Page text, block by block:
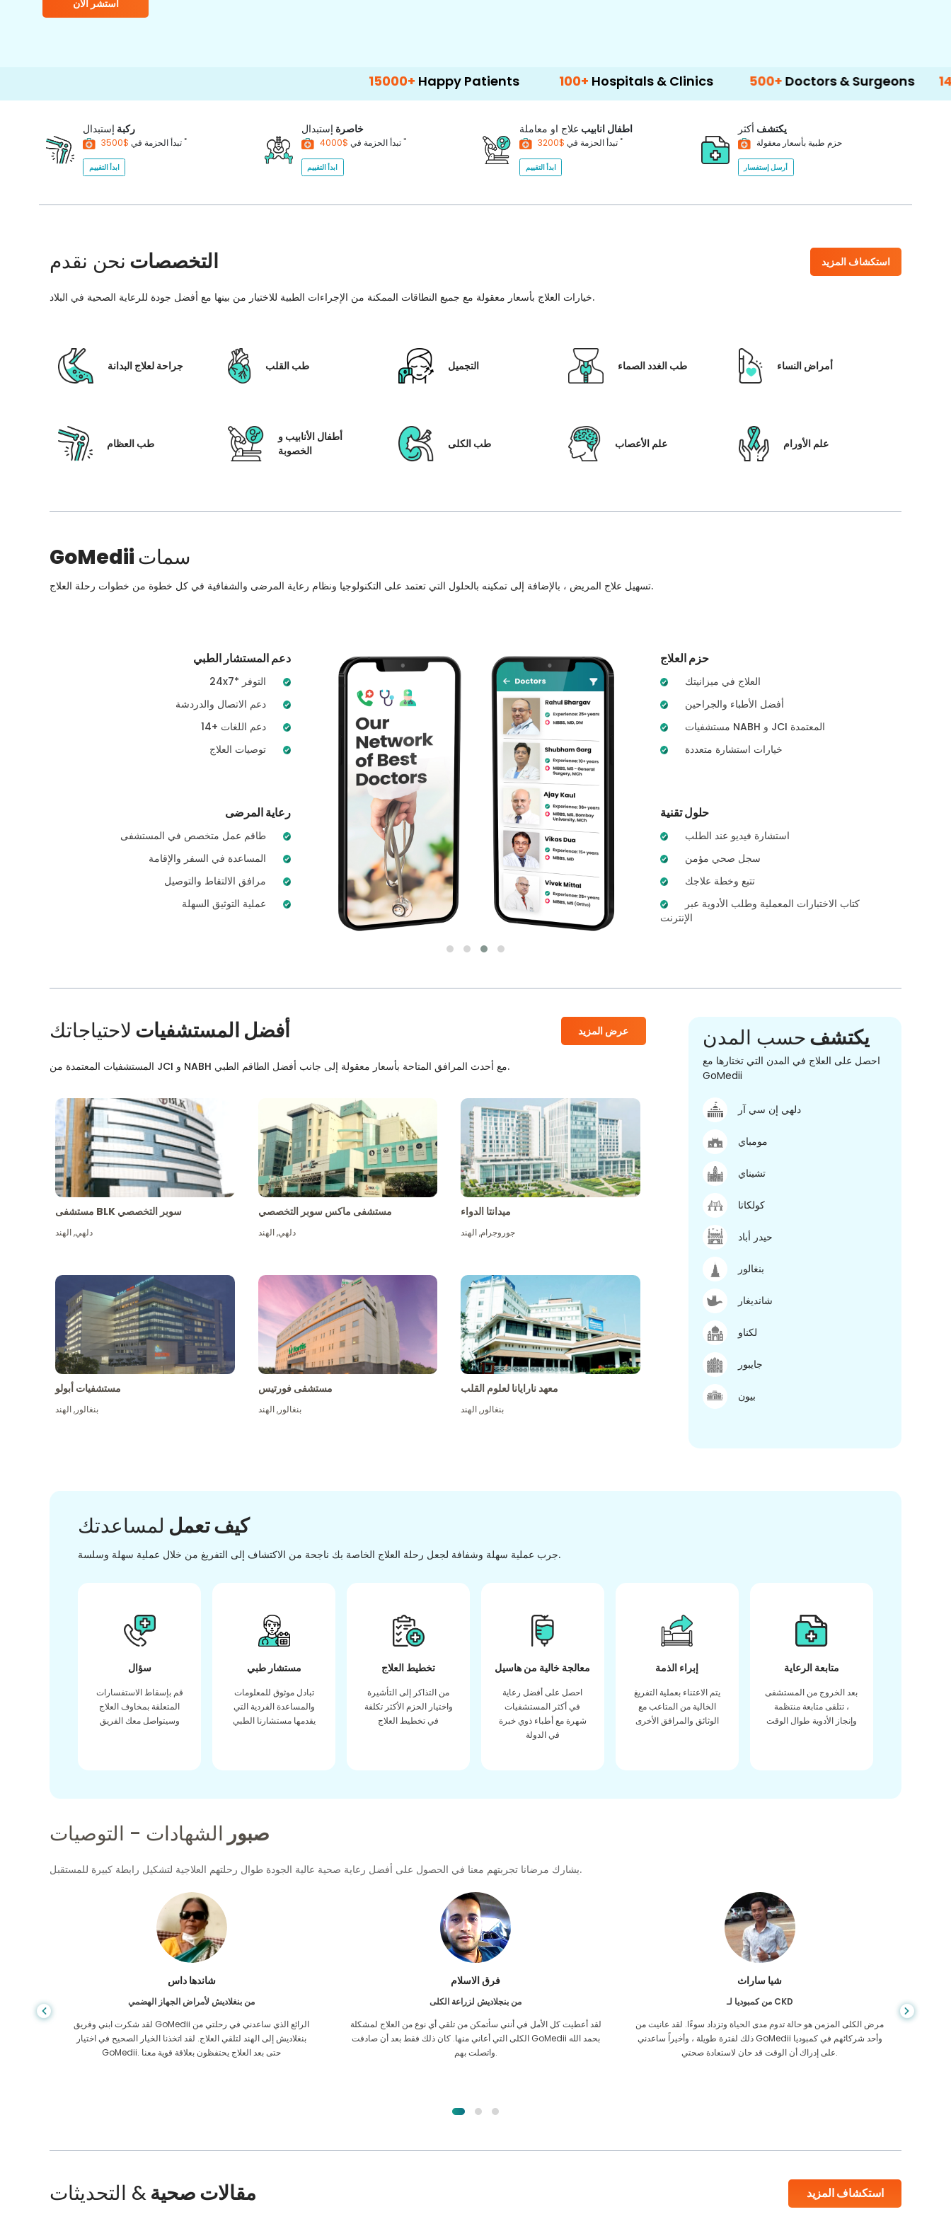
استشر الآن
Happy Patients 100+ Hospitals & Clinics 500+ Doctors & Surgeons 14+
ركبة إستبدال
تبدأ الحزمة في *
ابدأ التقييم
خاصرة إستبدال
تبدأ الحزمة في$4000 *
ابدأ التقييم
اطفال انابيب علاج او معاملة
تبدأ الحزمة في *
ابدأ التقييم
يكتشف أكثر
حزم طبية بأسعار معقولة
أرسل إستفسار
التخصصات نحن نقدم استكشاف المزيد
خيارات العلاج بأسعار معقولة مع جميع النطاقات الممكنة من الإجراءات الطبية للاختيار من بينها مع أفضل جودة للرعاية الصحية في البلاد.
جراحة لعلاج البدانة طب القلب التجميل طب الغدد الصماء أمراض النساء
طب العظام
أطفال الأنابيب و
الخصوبة
طب الكلى علم الأعصاب علم الأورام
GoMediiسمات
تسهيل علاج المريض ، بالإضافة إلى تمكينه بالحلول التي تعتمد على التكنولوجيا ونظام رعاية المرضى والشفافية في كل خطوة من خطوات رحلة العلاج.
دعم المستشار الطبي
رعاية المرضى
حزم العلاج
العلاج في ميزانيتك
أفضل الأطباء والجراحين
مستشفيات NABH و JCI المعتمدة
خيارات استشارة متعددة
حلول تقنية
استشارة فيديو عند الطلب
سجل صحي مؤمن
تتبع وخطة علاجك
الإنترنت
أفضل المستشفيات لاحتياجاتك عرض المزيد
المستشفيات المعتمدة من JCI و NABH مع أحدث المرافق المتاحة بأسعار معقولة إلى جانب أفضل الطاقم الطبي.
مستشفى BLK سوبر التخصصي
دلهي,الهند
مستشفى ماكس سوبر التخصصي
دلهي,الهند
ميدانتا الدواء
جوروجرام,الهند
مستشفيات أبولو
بنغالور,الهند
مستشفى فورتيس
بنغالور,الهند
معهد نارايانا لعلوم القلب
بنغالور,الهند
يكتشفحسب المدن
احصل على العلاج في المدن التي تختارها مع
GoMedii
دلهي إن سي آر
مومباي
تشيناي
كولكاتا
حيدر أباد
بنغالور
شانديغار
لكناو
جايبور
بيون
كيف تعمل لمساعدتك
جرب عملية سهلة وشفافة لجعل رحلة العلاج الخاصة بك ناجحة من الاكتشاف إلى التفريغ من خلال عملية سهلة وسلسة.
سؤال
قم بإسقاط الاستفسارات
المتعلقة بمخاوف العلاج
وسيتواصل معك الفريق
مستشار طبي
تبادل موثوق للمعلومات
والمساعدة الفردية التي
يقدمها مستشارنا الطبي
تخطيط العلاج
من التذاكر إلى التأشيرة
واختيار الحزم الأكثر تكلفة
في تخطيط العلاج
معالجة خالية من هاسيل
احصل على أفضل رعاية
في أكثر المستشفيات
شهرة مع أطباء ذوي خبرة
في الدولة
إبراء الذمة
يتم الاعتناء بعملية التفريغ
الخالية من المتاعب مع
الوثائق والمرافق الأخرى
متابعة الرعاية
بعد الخروج من المستشفى
، تتلقى متابعة منتظمة
وإنجاز الأدوية طوال الوقت
صبور الشهادات - التوصيات
يشارك مرضانا تجربتهم معنا في الحصول على أفضل رعاية صحية عالية الجودة طوال رحلتهم العلاجية لتشكيل رابطة كبيرة للمستقبل.
شاندها داس
من بنغلاديش لأمراض الجهاز الهضمي
لقد شكرت ابني وفريق GoMedii الرائع الذي ساعدني في رحلتي من
بنغلاديش إلى الهند لتلقي العلاج. لقد اتخذنا الخيار الصحيح في اختيار
GoMedii. حتى بعد العلاج يحتفظون بعلاقة قوية معنا
فرق الاسلام
من بنجلاديش لزراعة الكلى
لقد أعطيت كل الأمل في أنني سأتمكن من تلقي أي نوع من العلاج لمشكلة
الكلى التي أعاني منها. كان ذلك فقط بعد أن صادفت GoMedii بحمد الله
واتصلت بهم.
شيا ساراث
من كمبوديا لـ CKD
مرض الكلى المزمن هو حالة تدوم مدى الحياة وتزداد سوءًا. لقد عانيت من
ذلك لفترة طويلة ، وأخيراً ساعدني GoMedii وأحد شركائهم في كمبوديا
على إدراك أن الوقت قد حان لاستعادة صحتي.
مقالات صحية& التحديثات استكشاف المزيد